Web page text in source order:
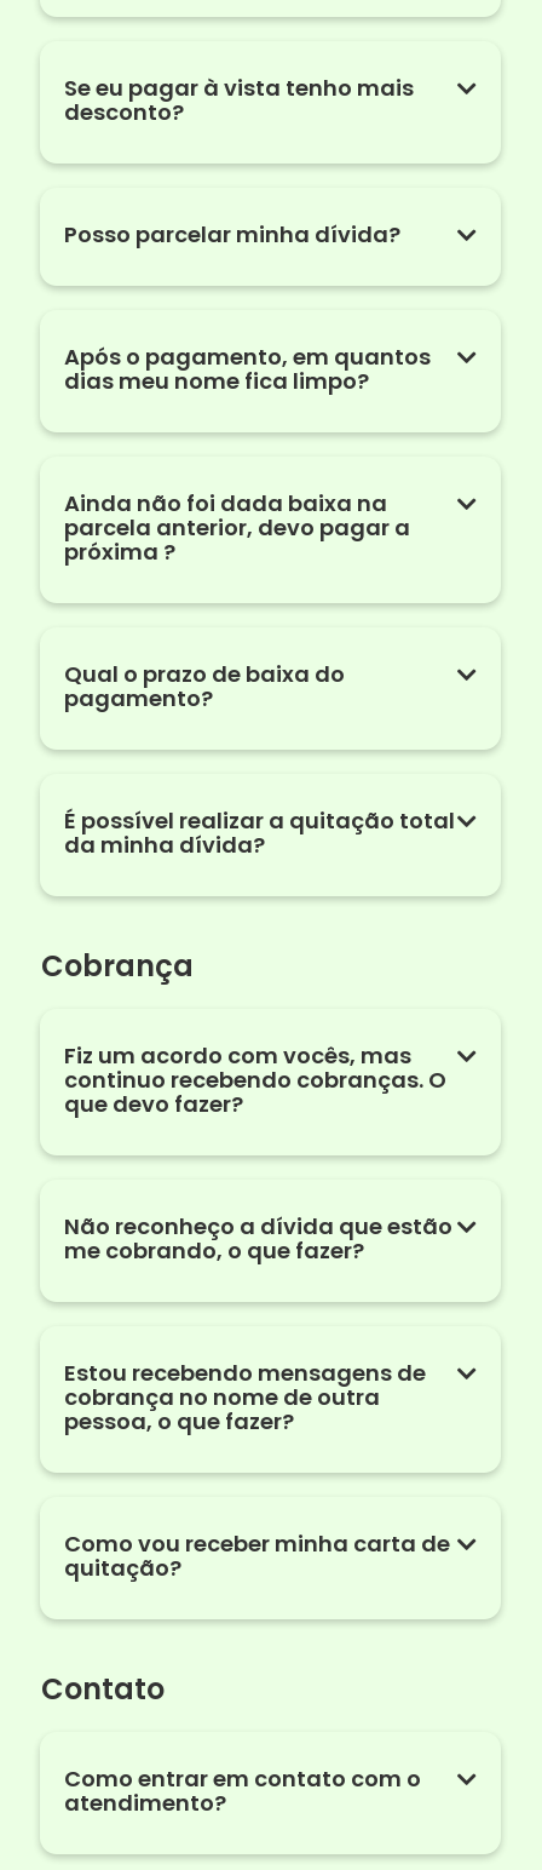
Se eu pagar à vista tenho mais
desconto?
Posso parcelar minha dívida?
Após o pagamento, em quantos
dias meu nome fica limpo?
Ainda não foi dada baixa na
parcela anterior, devo pagar a
próxima ?
Qual o prazo de baixa do
pagamento?
É possível realizar a quitação total
da minha dívida?
Cobrança
Fiz um acordo com vocês, mas
continuo recebendo cobranças. O
que devo fazer?
Não reconheço a dívida que estão
me cobrando, o que fazer?
Estou recebendo mensagens de
cobrança no nome de outra
pessoa, o que fazer?
Como vou receber minha carta de
quitação?
Contato
Como entrar em contato com o
atendimento?